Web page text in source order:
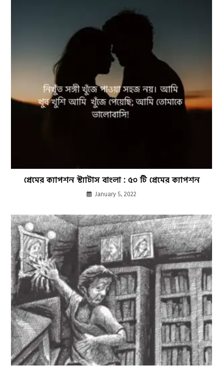
প্রেমের ক্যাপশন স্ট্যাটাস বাংলা : ৫০ টি প্রেমের ক্যাপশন
January 5, 2022